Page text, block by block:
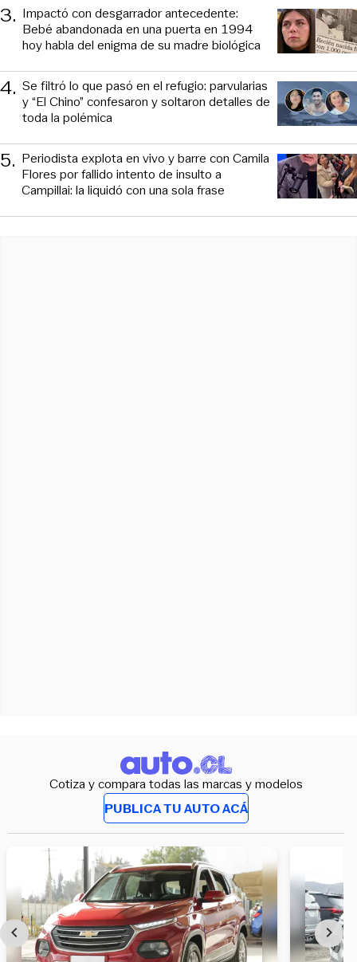
3. Impactó con desgarrador antecedente:
Bebé abandonada en una puerta en 1994
hoy habla del enigma de su madre biológica
4. Se filtró lo que pasó en el refugio: parvularias
y “El Chino” confesaron y soltaron detalles de
toda la polémica
5. Periodista explota en vivo y barre con Camila
Flores por fallido intento de insulto a
Campillai: la liquidó con una sola frase
Cotiza y compara todas las marcas y modelos
PUBLICA TU AUTO ACÁ